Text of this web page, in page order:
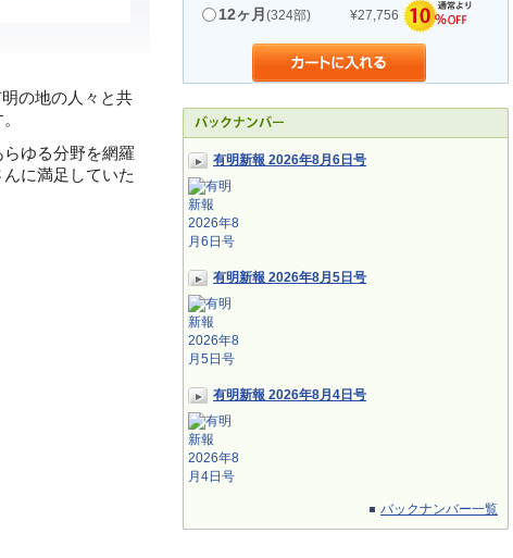
12ヶ月 (324部) ¥27,756
有明新報 2026年8月6日号
有明新報 2026年8月5日号
有明新報 2026年8月4日号
バックナンバー一覧
の地の人々と共
ゆる分野を網羅
に満足していた